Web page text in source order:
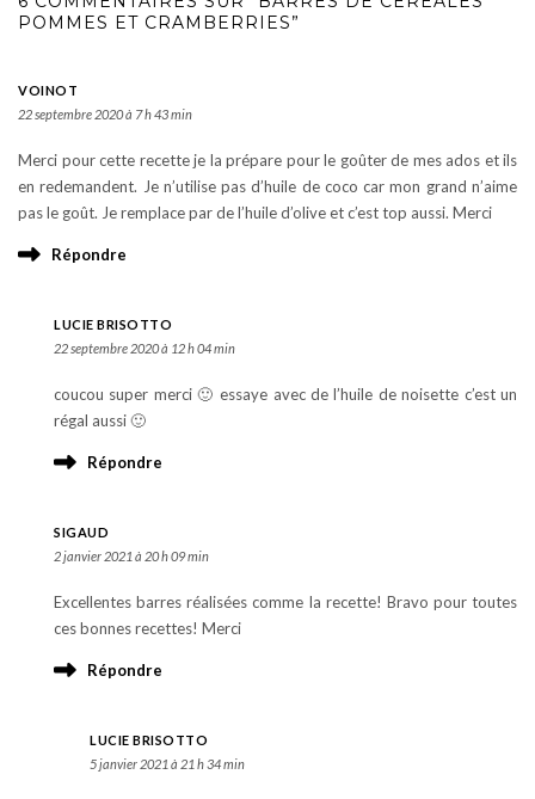
POMMES ET CRAMBERRIES”
VOINOT
22 septembre 2020 à 7 h 43 min
Merci pour cette recette je la prépare pour le goûter de mes ados et ils
en redemandent. Je n’utilise pas d’huile de coco car mon grand n’aime
pas le goût. Je remplace par de l’huile d’olive et c’est top aussi. Merci
Répondre
LUCIE BRISOTTO
22 septembre 2020 à 12 h 04 min
coucou super merci 🙂 essaye avec de l’huile de noisette c’est un
régal aussi 🙂
Répondre
SIGAUD
2 janvier 2021 à 20 h 09 min
Excellentes barres réalisées comme la recette! Bravo pour toutes
ces bonnes recettes! Merci
Répondre
LUCIE BRISOTTO
5 janvier 2021 à 21 h 34 min